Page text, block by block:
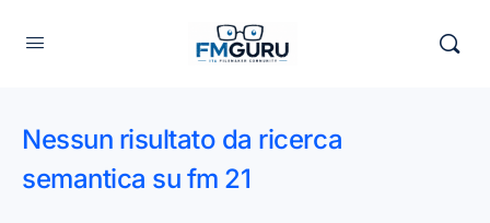
Nessun risultato da ricerca
semantica su fm 21